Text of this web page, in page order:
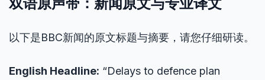
以下是BBC新闻的原文标题与摘要，请您仔细研读。
English Headline: “Delays to defence plan